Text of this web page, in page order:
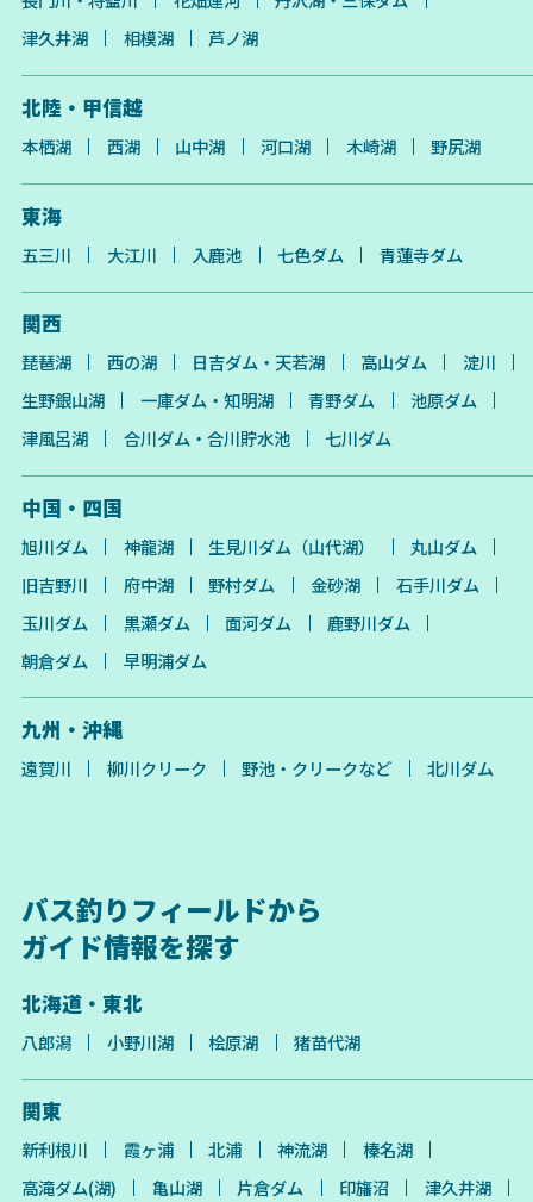
津久井湖
相模湖 芦ノ湖
北陸・甲信越
本栖湖 西湖 山中湖 河口湖 木崎湖 野尻湖
東海
五三川 大江川 入鹿池 七色ダム 青蓮寺ダム
関西
琵琶湖 西の湖 日吉ダム・天若湖 高山ダム
淀川
生野銀山湖
一庫ダム・知明湖 青野ダム
池原ダム
津風呂湖
合川ダム・合川貯水池 七川ダム
中国・四国
旭川ダム 神龍湖 生見川ダム（山代湖）
丸山ダム
旧吉野川
府中湖 野村ダム 金砂湖
石手川ダム
玉川ダム
黒瀬ダム 面河ダム
鹿野川ダム
朝倉ダム
早明浦ダム
九州・沖縄
遠賀川 柳川クリーク 野池・クリークなど 北川ダム
バス釣りフィールドから
ガイド情報を探す
北海道・東北
八郎潟 小野川湖 桧原湖 猪苗代湖
関東
新利根川 霞ヶ浦 北浦 神流湖
榛名湖
高滝ダム(湖)
亀山湖 片倉ダム 印旛沼
津久井湖